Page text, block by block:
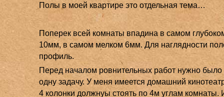
Полы в моей квартире это отдельная тема…
Поперек всей комнаты впадина в самом
10мм, в самом мелком 6мм. Для наглядности
профиль.
Перед началом ровнительных работ нужно
одну задачу. У меня имеется домашний
4 колонки должнуы стоять по 4м углам комнаты.